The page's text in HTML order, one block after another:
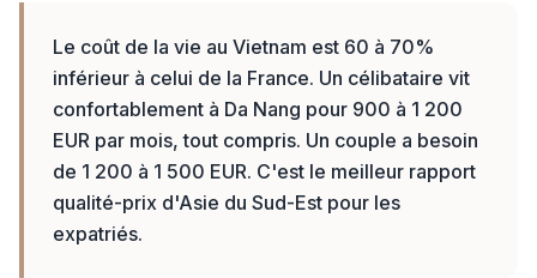
Le coût de la vie au Vietnam est 60 à 70%
inférieur à celui de la France. Un célibataire vit
confortablement à Da Nang pour 900 à 1 200
EUR par mois, tout compris. Un couple a besoin
de 1 200 à 1 500 EUR. C'est le meilleur rapport
qualité-prix d'Asie du Sud-Est pour les
expatriés.